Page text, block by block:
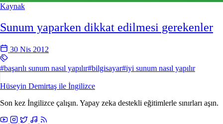
Kaynak
Sunum yaparken dikkat edilmesi gerekenler
30 Nis 2012
#başarılı sunum nasıl yapılır#bilgisayar#iyi sunum nasıl yapılır
Hüseyin Demirtaş ile İngilizce
Son kez İngilizce çalışın. Yapay zeka destekli eğitimlerle sınırları aşın.